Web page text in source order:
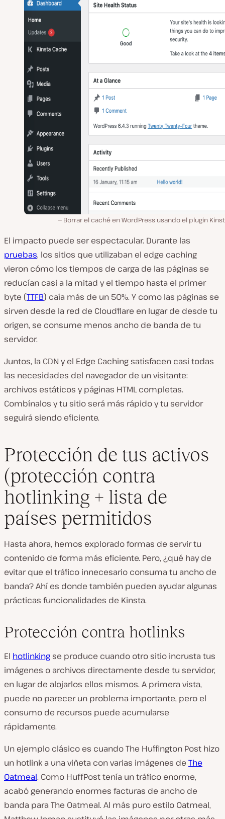
Borrar el caché en WordPress usando el plugin
El impacto puede ser espectacular. Durante las
pruebas, los sitios que utilizaban el edge caching
vieron cómo los tiempos de carga de las páginas se
reducían casi a la mitad y el tiempo hasta el primer
byte (TTFB) caía más de un 50%. Y como las páginas se
sirven desde la red de Cloudflare en lugar de desde tu
origen, se consume menos ancho de banda de tu
servidor.
Juntos, la CDN y el Edge Caching satisfacen casi todas
las necesidades del navegador de un visitante:
archivos estáticos y páginas HTML completas.
Combínalos y tu sitio será más rápido y tu servidor
seguirá siendo eficiente.
Protección de tus activos
(protección contra
hotlinking + lista de
países permitidos
Hasta ahora, hemos explorado formas de servir tu
contenido de forma más eficiente. Pero, ¿qué hay de
evitar que el tráfico innecesario consuma tu ancho de
banda? Ahí es donde también pueden ayudar algunas
prácticas funcionalidades de Kinsta.
Protección contra hotlinks
El hotlinking se produce cuando otro sitio incrusta tus
imágenes o archivos directamente desde tu servidor,
en lugar de alojarlos ellos mismos. A primera vista,
puede no parecer un problema importante, pero el
consumo de recursos puede acumularse
rápidamente.
Un ejemplo clásico es cuandoThe Huffington Post hizo
un hotlink a una viñeta con varias imágenes de The
Oatmeal. Como HuffPost tenía un tráfico enorme,
acabó generando enormes facturas de ancho de
banda para The Oatmeal. Al más puro estilo Oatmeal,